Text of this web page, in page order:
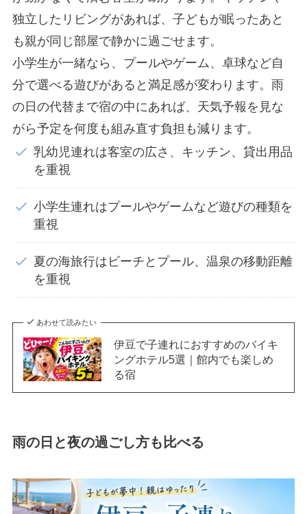
独立したリビングがあれば、子どもが眠ったあと
も親が同じ部屋で静かに過ごせます。
小学生が一緒なら、プールやゲーム、卓球など自
分で選べる遊びがあると満足感が変わります。雨
の日の代替まで宿の中にあれば、天気予報を見な
がら予定を何度も組み直す負担も減ります。
乳幼児連れは客室の広さ、キッチン、貸出用品
を重視
小学生連れはプールやゲームなど遊びの種類を
重視
夏の海旅行はビーチとプール、温泉の移動距離
を重視
あわせて読みたい
伊豆で子連れにおすすめのバイキ
ングホテル5選｜館内でも楽しめ
る宿
雨の日と夜の過ごし方も比べる